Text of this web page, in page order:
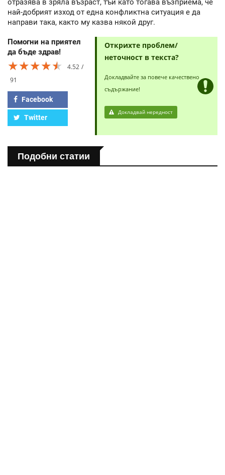
отразява в зряла възраст, тъй като тогава възприема, че
най-добрият изход от една конфликтна ситуация е да
направи така, както му казва някой друг.
Помогни на приятел
да бъде здрав!
★★★★★
★★★★★
★★★★★
4.52
91
Facebook
Twitter
Открихте проблем/
неточност в текста?
Докладвайте за повече качествено
съдържание!
Докладвай нередност
Подобни статии